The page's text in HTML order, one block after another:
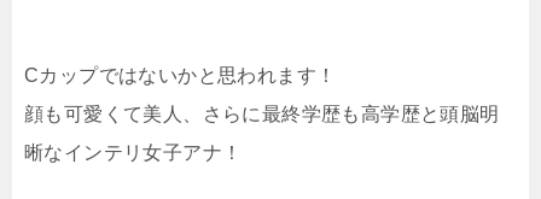
Cカップではないかと思われます！
顔も可愛くて美人、さらに最終学歴も高学歴と頭脳明
晰なインテリ女子アナ！